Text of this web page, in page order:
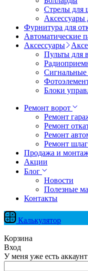
Стрелы для
Аксессуары
Фурнитура для
Автоматические
Аксессуары
Пульты для
Блоки
Ремонт ворот
Ремонт
Ремонт
Ремонт
Ремонт
Продажа и
Акции
Блог
Новости
Полезные
Контакты
Калькулятор
Корзина
Вход
У меня уже есть аккаунт